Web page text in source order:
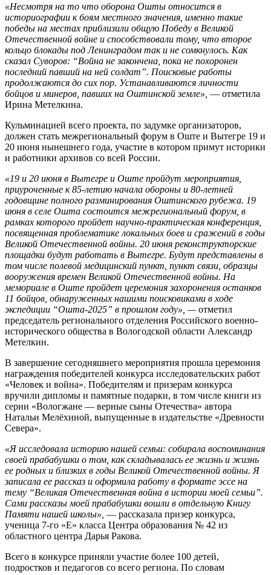
«Несмотря на то что оборона Ошты относится в
историографии к боям местного значения, именно такие
победы на местах приблизили общую Победу в Великой
Отечественной войне и способствовали тому, что второе
кольцо блокады под Ленинградом так и не сомкнулось. Как
сказал Суворов: “Война не закончена, пока не похоронен
последний павший на ней солдат”. Поисковые работы
продолжаются до сих пор. Устанавливаются личности
бойцов и минеров, павших на Оштинской земле», — отметила
Ирина Метелкина.
Кульминацией всего проекта, по задумке организаторов,
должен стать межрегиональный форум в Оште и Вытегре 19 и
20 июня нынешнего года, участие в котором примут историки
и работники архивов со всей России.
«19 и 20 июня в Вытегре и Оште пройдут мероприятия,
приуроченные к 85-летию начала обороны и 80-летней
годовщине полного разминирования Оштинского рубежа. 19
июня в селе Ошта состоится межрегиональный форум, в
рамках которого пройдет научно-практическая конференция,
посвященная проблематике локальных боев и сражений в годы
Великой Отечественной войны. 20 июня реконструкторские
площадки будут работать в Вытегре. Будут представлены в
том числе полевой медицинский пункт, пункт связи, образцы
вооружения времен Великой Отечественной войны. На
мемориале в Оште пройдет церемония захоронения останков
11 бойцов, обнаруженных нашими поисковиками в ходе
экспедиции “Ошта-2025” в прошлом году», —отметил
председатель регионального отделения Российского военно-
исторического общества в Вологодской области Александр
Метелкин.
В завершение сегодняшнего мероприятия прошла церемония
награждения победителей конкурса исследовательских работ
«Человек и война». Победителям и призерам конкурса
вручили дипломы и памятные подарки, в том числе книги из
серии «Вологжане — верные сыны Отечества» автора
Натальи Мелёхиной, выпущенные в издательстве «Древности
Севера».
«Я исследовала историю нашей семьи: собирала воспоминания
своей прабабушки о том, как складывалась ее жизнь и жизнь
ее родных и близких в годы Великой Отечественной войны. Я
записала ее рассказ и оформила работу в формате эссе на
тему “Великая Отечественная война в истории моей семьи”.
Сами рассказы моей прабабушки вошли в отдельную Книгу
Памяти нашей школы», — рассказала призер конкурса,
ученица 7-го «Е» класса Центра образования № 42 из
областного центра Дарья Ракова.
Всего в конкурсе приняли участие более 100 детей,
подростков и педагогов со всего региона. По словам